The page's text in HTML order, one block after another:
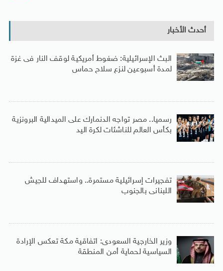
أحدث الأخبار
البث الإسرائيلية: ضغوط أمريكية لوقف النار فى غزة
لمدة أسبوعين لنزع سلاح حماس
رسميا.. مصر تواجه الدنمارك على الميدالية البرونزية
بكأس العالم للناشئات لكرة اليد
تفجيرات إسرائيلية مستمرة.. واستهداف للجيش
اللبنانى بالجنوب
وزير الخارجية السعودى: اتفاقية مكة تعكس الإرادة
السياسية لحماية أمن المنطقة